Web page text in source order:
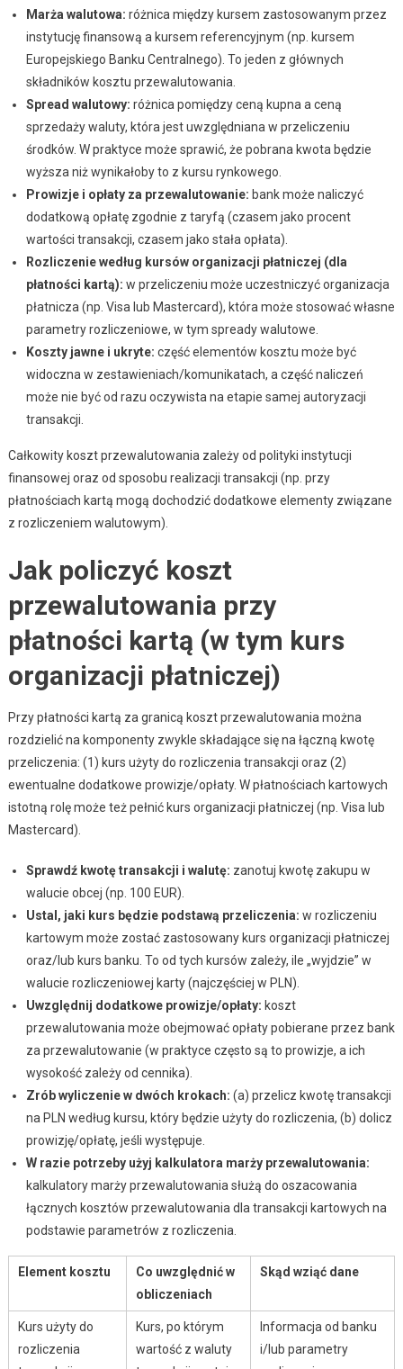
Marża walutowa: różnica między kursem zastosowanym przez
instytucję finansową a kursem referencyjnym (np. kursem
Europejskiego Banku Centralnego). To jeden z głównych
składników kosztu przewalutowania.
Spread walutowy: różnica pomiędzy ceną kupna a ceną
sprzedaży waluty, która jest uwzględniana w przeliczeniu
środków. W praktyce może sprawić, że pobrana kwota będzie
wyższa niż wynikałoby to z kursu rynkowego.
Prowizje i opłaty za przewalutowanie: bank może naliczyć
dodatkową opłatę zgodnie z taryfą (czasem jako procent
wartości transakcji, czasem jako stała opłata).
Rozliczenie według kursów organizacji płatniczej (dla
płatności kartą): w przeliczeniu może uczestniczyć organizacja
płatnicza (np. Visa lub Mastercard), która może stosować własne
parametry rozliczeniowe, w tym spready walutowe.
Koszty jawne i ukryte: część elementów kosztu może być
widoczna w zestawieniach/komunikatach, a część naliczeń
może nie być od razu oczywista na etapie samej autoryzacji
transakcji.
Całkowity koszt przewalutowania zależy od polityki instytucji
finansowej oraz od sposobu realizacji transakcji (np. przy
płatnościach kartą mogą dochodzić dodatkowe elementy związane
z rozliczeniem walutowym).
Jak policzyć koszt
przewalutowania przy
płatności kartą (w tym kurs
organizacji płatniczej)
Przy płatności kartą za granicą koszt przewalutowania można
rozdzielić na komponenty zwykle składające się na łączną kwotę
przeliczenia: (1) kurs użyty do rozliczenia transakcji oraz (2)
ewentualne dodatkowe prowizje/opłaty. W płatnościach kartowych
istotną rolę może też pełnić kurs organizacji płatniczej (np. Visa lub
Mastercard).
Sprawdź kwotę transakcji i walutę: zanotuj kwotę zakupu w
walucie obcej (np. 100 EUR).
Ustal, jaki kurs będzie podstawą przeliczenia: w rozliczeniu
kartowym może zostać zastosowany kurs organizacji płatniczej
oraz/lub kurs banku. To od tych kursów zależy, ile „wyjdzie” w
walucie rozliczeniowej karty (najczęściej w PLN).
Uwzględnij dodatkowe prowizje/opłaty: koszt
przewalutowania może obejmować opłaty pobierane przez bank
za przewalutowanie (w praktyce często są to prowizje, a ich
wysokość zależy od cennika).
Zrób wyliczenie w dwóch krokach: (a) przelicz kwotę transakcji
na PLN według kursu, który będzie użyty do rozliczenia, (b) dolicz
prowizję/opłatę, jeśli występuje.
W razie potrzeby użyj kalkulatora marży przewalutowania:
kalkulatory marży przewalutowania służą do oszacowania
łącznych kosztów przewalutowania dla transakcji kartowych na
podstawie parametrów z rozliczenia.
Element kosztu
Co uwzględnić w
obliczeniach
Skąd wziąć dane
Kurs użyty do
rozliczenia
Kurs, po którym
wartość z waluty
Informacja od banku
i/lub parametry